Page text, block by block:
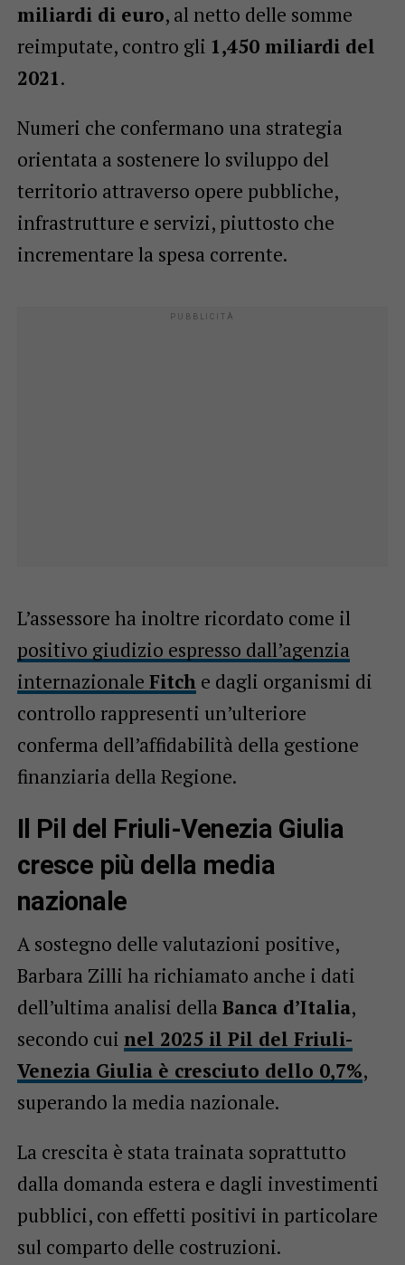
miliardi di euro, al netto delle somme
reimputate, contro gli 1,450 miliardi del
2021.
Numeri che confermano una strategia
orientata a sostenere lo sviluppo del
territorio attraverso opere pubbliche,
infrastrutture e servizi, piuttosto che
incrementare la spesa corrente.
L’assessore ha inoltre ricordato come il
positivo giudizio espresso dall’agenzia
internazionale Fitche dagli organismi di
controllo rappresenti un’ulteriore
conferma dell’affidabilità della gestione
finanziaria della Regione.
Il Pil del Friuli-Venezia Giulia
cresce più della media
nazionale
A sostegno delle valutazioni positive,
Barbara Zilli ha richiamato anche i dati
dell’ultima analisi della Banca d’Italia,
secondo cui nel 2025 il Pil del Friuli-
Venezia Giulia è cresciuto dello 0,7%,
superando la media nazionale.
La crescita è stata trainata soprattutto
dalla domanda estera e dagli investimenti
pubblici, con effetti positivi in particolare
sul comparto delle costruzioni.